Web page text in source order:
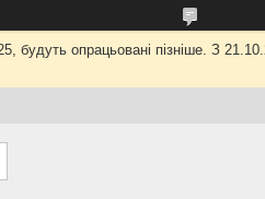
будуть опрацьовані пізніше. З